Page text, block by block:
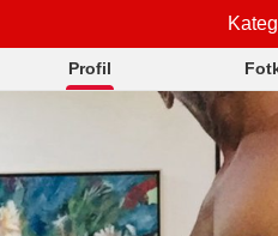
Profil